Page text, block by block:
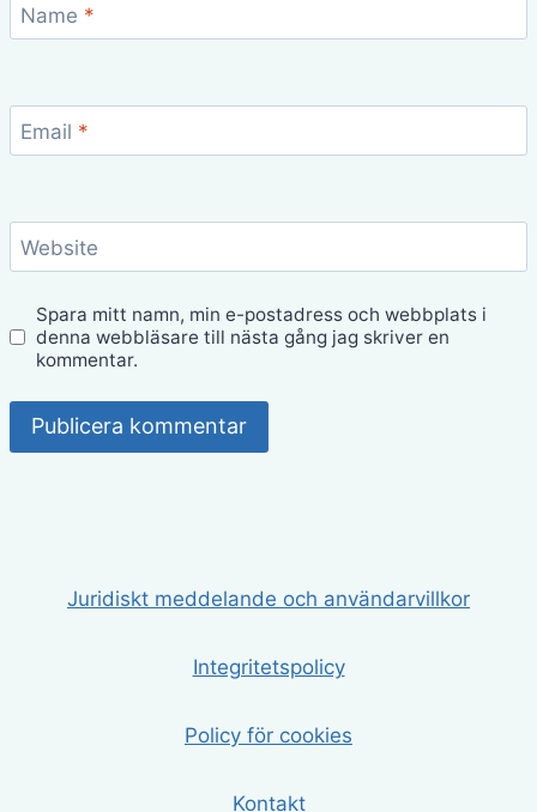
Name *
Email *
Website
Spara mitt namn, min e-postadress och webbplats i
denna webbläsare till nästa gång jag skriver en
kommentar.
Juridiskt meddelande och användarvillkor
Integritetspolicy
Policy för cookies
Kontakt